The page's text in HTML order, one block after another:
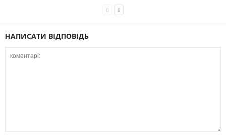
НАПИСАТИ ВІДПОВІДЬ